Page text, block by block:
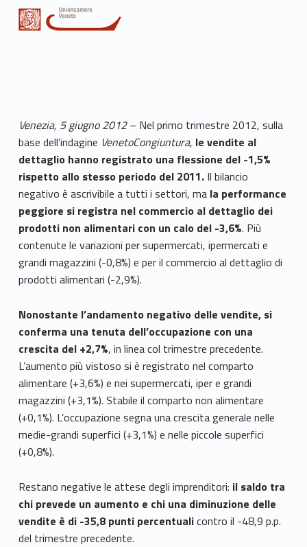
Venezia, 5 giugno 2012– Nel primo trimestre 2012, sulla
base dell’indagine VenetoCongiuntura, le vendite al
dettaglio hanno registrato una flessione del -1,5%
rispetto allo stesso periodo del 2011. Il bilancio
negativo è ascrivibile a tutti i settori, ma la performance
peggiore si registra nel commercio al dettaglio dei
prodotti non alimentari con un calo del -3,6%. Più
contenute le variazioni per supermercati, ipermercati e
grandi magazzini (-0,8%) e per il commercio al dettaglio di
prodotti alimentari (-2,9%).
Nonostante l’andamento negativo delle vendite, si
conferma una tenuta dell’occupazione con una
crescita del +2,7%, in linea col trimestre precedente.
L’aumento più vistoso si è registrato nel comparto
alimentare (+3,6%) e nei supermercati, iper e grandi
magazzini (+3,1%). Stabile il comparto non alimentare
(+0,1%). L’occupazione segna una crescita generale nelle
medie-grandi superfici (+3,1%) e nelle piccole superfici
(+0,8%).
Restano negative le attese degli imprenditori: il saldo tra
chi prevede un aumento e chi una diminuzione delle
vendite è di -35,8 punti percentualicontro il -48,9 p.p.
del trimestre precedente.